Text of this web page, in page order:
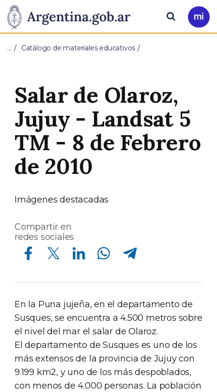
Presidencia
de
Nación
Pasar al contenido principal
Ir
a
Buscar
… Catálogo de materiales educativos
Salar de Olaroz,
Jujuy - Landsat 5
TM - 8 de Febrero
de 2010
Imágenes destacadas
Compartir en
redes sociales
Compartir en Facebook Compartir en Twitter Compartir en Linkedin Compartir en Whatsapp Compartir en Telegram
En la Puna jujeña, en el departamento de
Susques, se encuentra a 4.500 metros sobre
el nivel del mar el salar de Olaroz.
El departamento de Susques es uno de los
más extensos de la provincia de Jujuy con
9.199 km2, y uno de los más despoblados,
con menos de 4.000 personas. La población